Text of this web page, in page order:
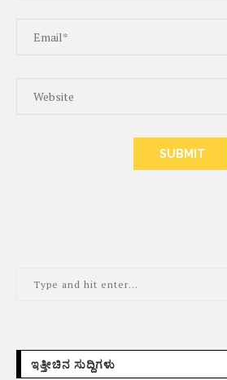
ಇತ್ತೀಚಿನ ಸುದ್ದಿಗಳು